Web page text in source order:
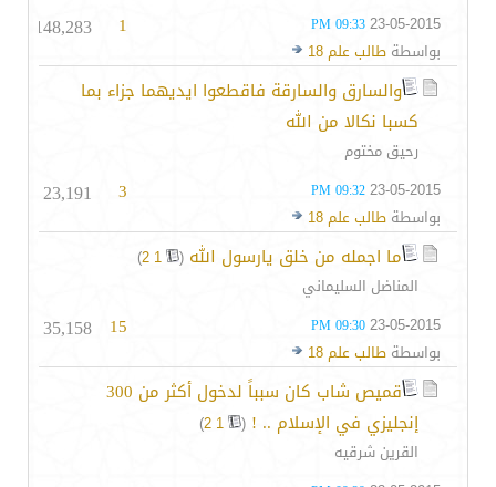
23-05-2015
09:33 PM
بواسطة طالب علم 18
1
148,283
والسارق والسارقة فاقطعوا ايديهما جزاء بما
كسبا نكالا من الله
رحيق مختوم
23-05-2015
09:32 PM
بواسطة طالب علم 18
3
23,191
ما اجمله من خلق يارسول الله (
1
2
)
المناضل السليماني
23-05-2015
09:30 PM
بواسطة طالب علم 18
15
35,158
قميص شاب كان سبباً لدخول أكثر من 300
إنجليزي في الإسلام .. ! (
1
2
)
القرين شرقيه